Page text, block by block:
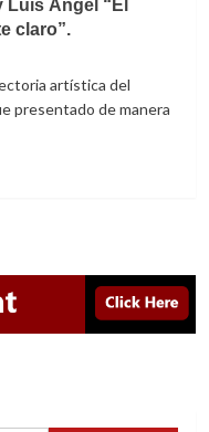
Ángel “El
claro”.
artística del
presentado de manera